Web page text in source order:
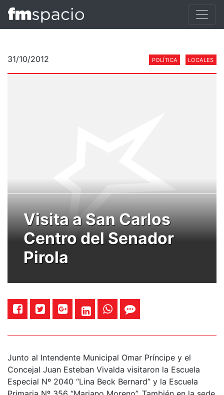
31/10/2012 POLÍTICA LOCALES
Visita a San Carlos
Centro del Senador
Pirola
Junto al Intendente Municipal Omar Príncipe y el
Concejal Juan Esteban Vivalda visitaron la Escuela
Especial Nº 2040 “Lina Beck Bernard” y la Escuela